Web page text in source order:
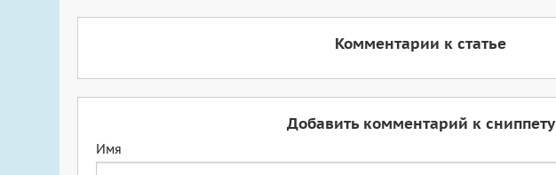
Комментарии к статье
Добавить комментарий к сниппету
Имя